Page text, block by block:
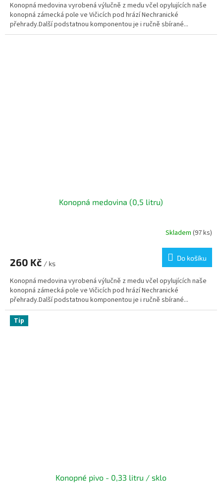
Konopná medovina vyrobená výlučně z medu včel opylujících naše
konopná zámecká pole ve Vičicích pod hrází Nechranické
přehrady.Další podstatnou komponentou je i ručně sbírané...
Konopná medovina (0,5 litru)
Skladem (97 ks)
260 Kč / ks
Do košíku
Konopná medovina vyrobená výlučně z medu včel opylujících naše
konopná zámecká pole ve Vičicích pod hrází Nechranické
přehrady.Další podstatnou komponentou je i ručně sbírané...
Tip
Konopné pivo - 0,33 litru / sklo